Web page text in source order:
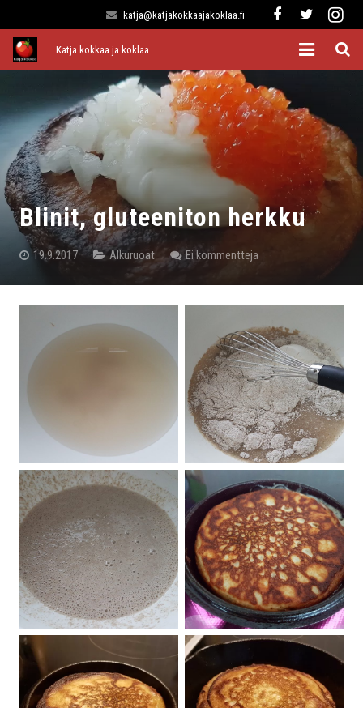
katja@katjakokkaajakoklaa.fi
Katja kokkaa ja koklaa
Alkuruoat
Pääruoat
Lisukkeet
Jälkiruoat
Blinit, gluteeniton herkku
19.9.2017 Alkuruoat Ei kommentteja